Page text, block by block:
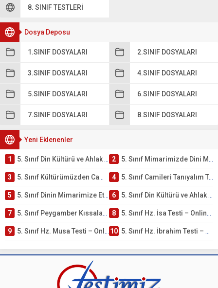
8. SINIF TESTLERI
Dosya Deposu
1.SINIF DOSYALARI 2.SINIF DOSYALARI
3.SINIF DOSYALARI 4.SINIF DOSYALARI
5.SINIF DOSYALARI 6.SINIF DOSYALARI
7.SINIF DOSYALARI 8.SINIF DOSYALARI
Yeni Eklenenler
1 5. Sınıf Din Kültürü ve Ahlak Bilgisi 4. Ünite: Mimarimizde Dini Motifler Çalışmaları 2 5. Sınıf Mimarimizde Dini Motifler Ünite Testi – Online Çöz
3 5. Sınıf Kültürümüzden Cami Örnekleri Testi – Online Çöz 4 5. Sınıf Camileri Tanıyalım Testi – Online Çöz
5 5. Sınıf Dinin Mimarimize Etkisi Testi – Online Çöz 6 5. Sınıf Din Kültürü ve Ahlak Bilgisi 4. Ünite: Peygamber Kıssaları Çalışmaları
7 5. Sınıf Peygamber Kıssaları Ünite Testi – Online Çöz 8 5. Sınıf Hz. İsa Testi – Online Çöz
9 5. Sınıf Hz. Musa Testi – Online Çöz 10 5. Sınıf Hz. İbrahim Testi – Online Çöz